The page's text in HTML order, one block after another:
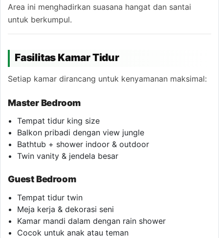
Area ini menghadirkan suasana hangat dan santai
untuk berkumpul.
Fasilitas Kamar Tidur
Setiap kamar dirancang untuk kenyamanan maksimal:
Master Bedroom
Tempat tidur king size
Balkon pribadi dengan view jungle
Bathtub + shower indoor & outdoor
Twin vanity & jendela besar
Guest Bedroom
Tempat tidur twin
Meja kerja & dekorasi seni
Kamar mandi dalam dengan rain shower
Cocok untuk anak atau teman